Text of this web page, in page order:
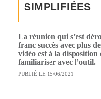
SIMPLIFIÉES
La réunion qui s’est
franc succès avec plus
vidéo est à la disposition
familiariser avec l’outil.
PUBLIÉ LE 15/06/2021